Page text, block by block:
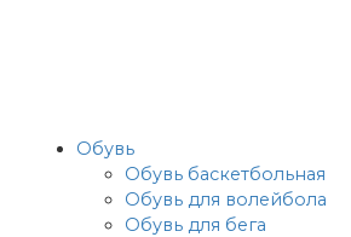
Обувь
Обувь баскетбольная
Обувь для волейбола
Обувь для бега